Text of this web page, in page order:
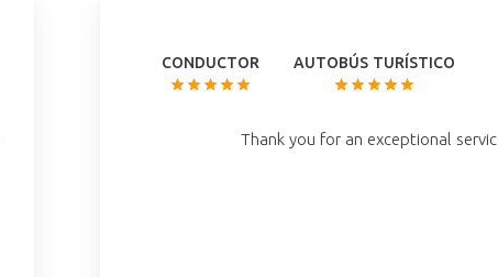
CONDUCTOR AUTOBÚS TURÍSTICO
Thank you for an exceptional